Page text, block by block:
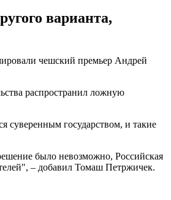
варианта,
чешский премьер Андрей
распространил ложную
суверенным государством, и такие
было невозможно, Российская
– добавил Томаш Петржичек.